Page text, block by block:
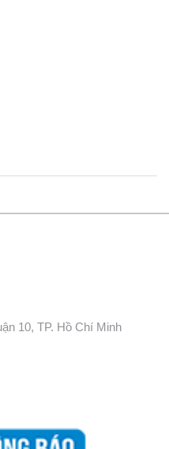
10, TP. Hồ Chí Minh